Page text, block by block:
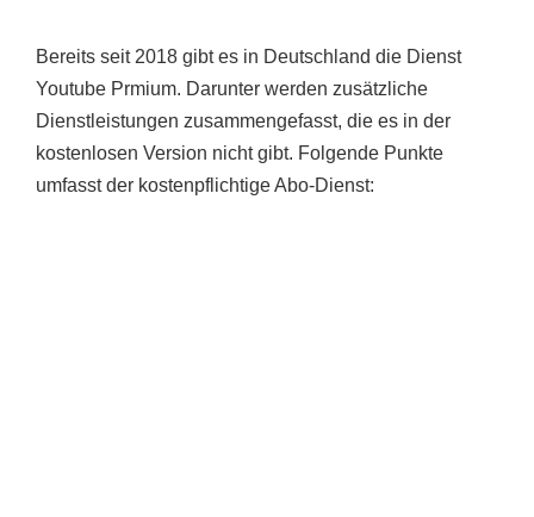
Bereits seit 2018 gibt es in Deutschland die Dienst
Youtube Prmium. Darunter werden zusätzliche
Dienstleistungen zusammengefasst, die es in der
kostenlosen Version nicht gibt. Folgende Punkte
umfasst der kostenpflichtige Abo-Dienst: